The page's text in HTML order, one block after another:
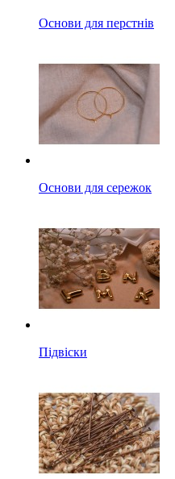
Основи для перстнів
Основи для сережок
Підвіски